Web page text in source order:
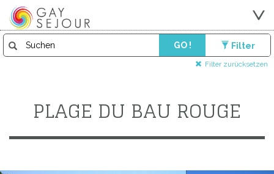
GO ! Filter
Filter zurücksetzen
PLAGE DU BAU ROUGE